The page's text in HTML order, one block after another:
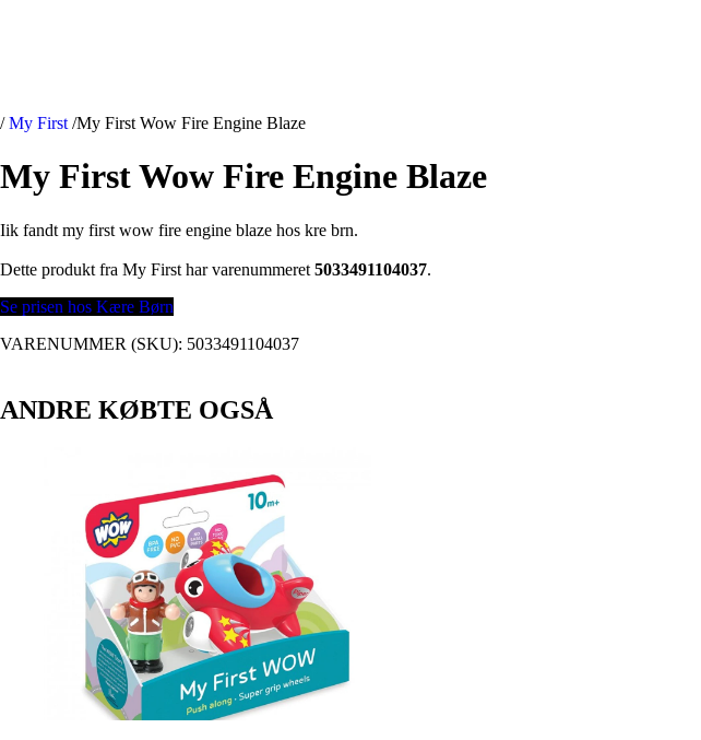
/ My First /My First Wow Fire Engine Blaze
My First Wow Fire Engine Blaze
Iik fandt my first wow fire engine blaze hos kre brn.
Dette produkt fra My First har varenummeret 5033491104037.
Se prisen hos Kære Børn
VARENUMMER (SKU): 5033491104037
ANDRE KØBTE OGSÅ